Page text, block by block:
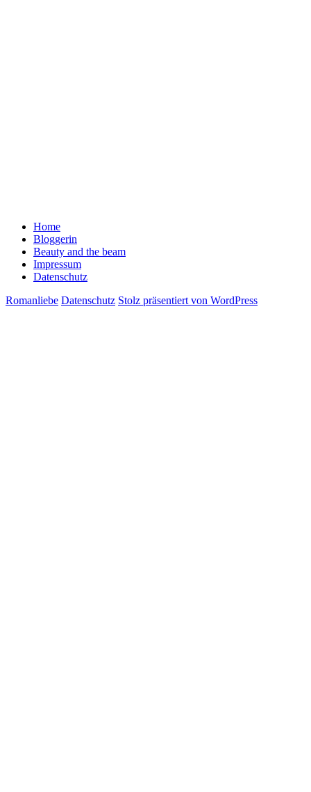
Home
Bloggerin
Beauty and the beam
Impressum
Datenschutz
Romanliebe Datenschutz Stolz präsentiert von WordPress